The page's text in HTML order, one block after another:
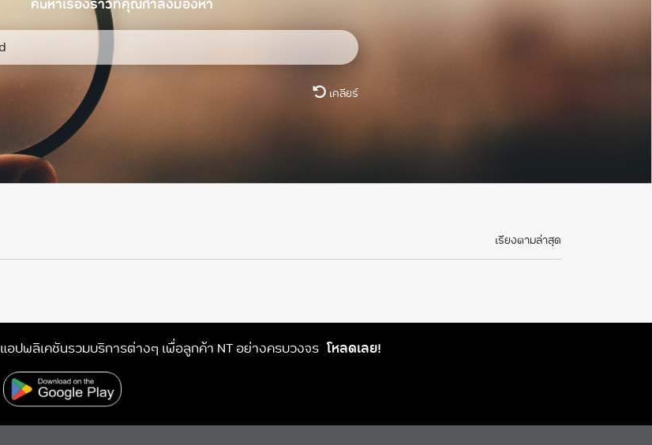
ค้นหาเรื่องราวที่คุณกำลังมองหา
เคลียร์
เรียงตามล่าสุด
แอปพลิเคชันรวมบริการต่างๆ เพื่อลูกค้า NT อย่างครบวงจร โหลดเลย!